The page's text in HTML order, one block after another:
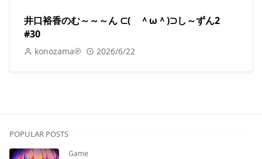
井口裕香のむ～～～ん ⊂( ＾ω＾)⊃し～ずん2
#30
konozama℗ 2026/6/22
POPULAR POSTS
Game